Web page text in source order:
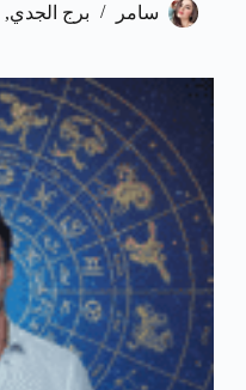
سامر برج الجدي,